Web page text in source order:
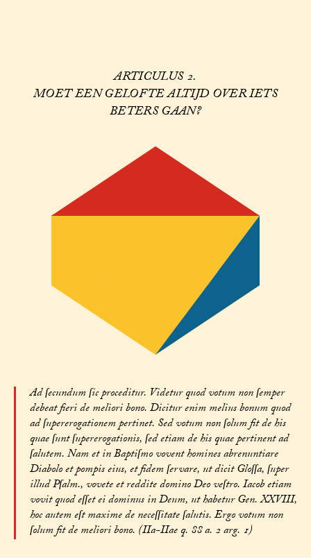
ARTICULUS 2.
MOET EEN GELOFTE ALTIJD OVER IETS
BETERS GAAN?
Ad ſecundum ſic proceditur. Videtur quod votum non ſemper
debeat fieri de meliori bono. Dicitur enim melius bonum quod
ad ſupererogationem pertinet. Sed votum non ſolum fit de his
quae ſunt ſupererogationis, ſed etiam de his quae pertinent ad
ſalutem. Nam et in Baptiſmo vovent homines abrenuntiare
Diabolo et pompis eius, et fidem ſervare, ut dicit Gloſſa, ſuper
illud Pſalm., vovete et reddite domino Deo veſtro. Iacob etiam
vovit quod eſſet ei dominus in Deum, ut habetur Gen. XXVIII,
hoc autem eſt maxime de neceſſitate ſalutis. Ergo votum non
ſolum fit de meliori bono. (IIa-IIae q. 88 a. 2 arg. 1)